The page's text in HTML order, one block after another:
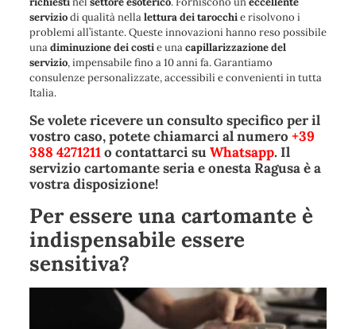
serviziodi qualità nellaletturadeitarocchie risolvono i
problemi all’istante. Queste innovazioni hanno reso possibile
unadiminuzione dei costie unacapillarizzazione del
servizio, impensabile fino a 10 anni fa. Garantiamo
consulenze personalizzate, accessibili e convenienti in tutta
Italia.
Se volete ricevere un consulto specifico per il
vostro caso, potete chiamarci al numero +39
388 4271211o contattarci su Whatsapp. Il
servizio cartomante seria e onesta Ragusa è a
vostra disposizione!
Per essere una cartomante è
indispensabile essere
sensitiva?